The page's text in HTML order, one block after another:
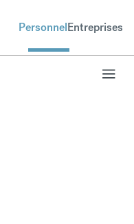
PersonnelEntreprises